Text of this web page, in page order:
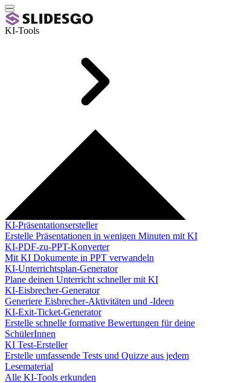
KI-Tools
KI-Präsentationsersteller
Erstelle Präsentationen in wenigen Minuten mit KI
KI-PDF-zu-PPT-Konverter
Mit KI Dokumente in PPT verwandeln
KI-Unterrichtsplan-Generator
Plane deinen Unterricht schneller mit KI
KI-Eisbrecher-Generator
Generiere Eisbrecher-Aktivitäten und -Ideen
KI-Exit-Ticket-Generator
Erstelle schnelle formative Bewertungen für deine
SchülerInnen
KI Test-Ersteller
Erstelle umfassende Tests und Quizze aus jedem
Lesematerial
Alle KI-Tools erkunden